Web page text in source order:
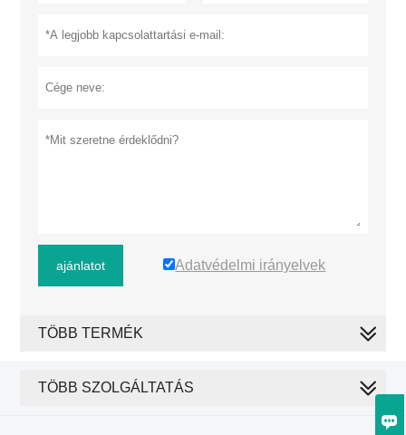

ajánlatot Adatvédelmi irányelvek
TÖBB TERMÉK
TÖBB SZOLGÁLTATÁS